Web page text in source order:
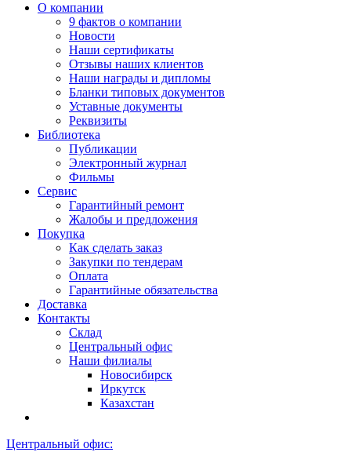
О компании
9 фактов о компании
Новости
Наши сертификаты
Отзывы наших клиентов
Наши награды и дипломы
Бланки типовых документов
Уставные документы
Реквизиты
Библиотека
Публикации
Электронный журнал
Фильмы
Сервис
Гарантийный ремонт
Жалобы и предложения
Покупка
Как сделать заказ
Закупки по тендерам
Оплата
Гарантийные обязательства
Доставка
Контакты
Склад
Центральный офис
Наши филиалы
Новосибирск
Иркутск
Казахстан
Центральный офис: